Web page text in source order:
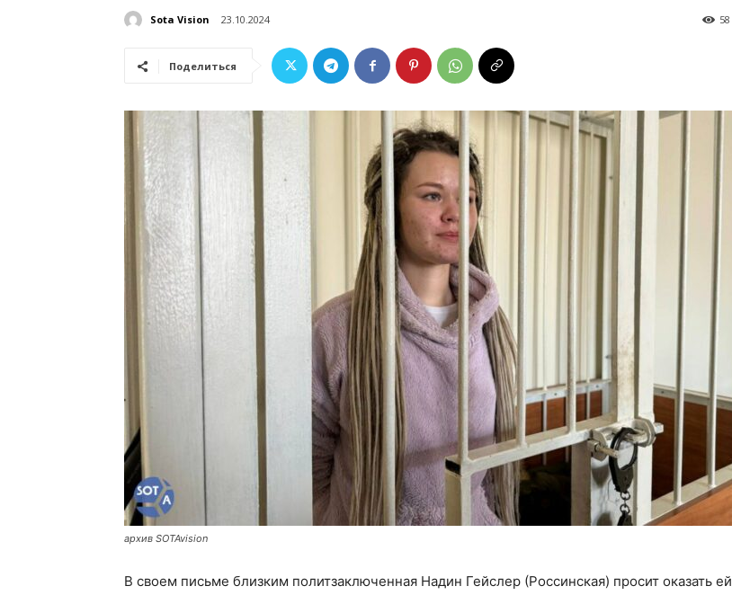
Sota Vision 23.10.2024 58
Поделиться
архив SOTAvision
В своем письме близким политзаключенная Надин Гейслер (Россинская) просит оказать ей